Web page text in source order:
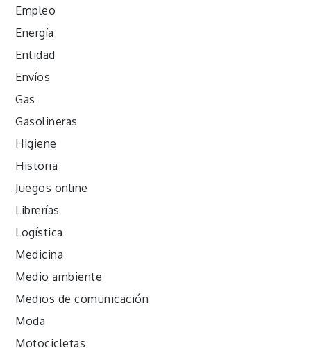
Empleo
Energía
Entidad
Envíos
Gas
Gasolineras
Higiene
Historia
Juegos online
Librerías
Logística
Medicina
Medio ambiente
Medios de comunicación
Moda
Motocicletas